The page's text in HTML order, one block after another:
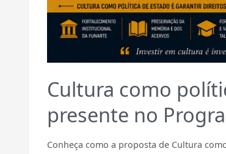
Cultura como
presente no
Conheça como a proposta de Cultura